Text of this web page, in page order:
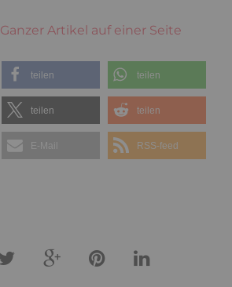
Ganzer Artikel auf einer Seite
teilen teilen
teilen teilen
E-Mail RSS-feed